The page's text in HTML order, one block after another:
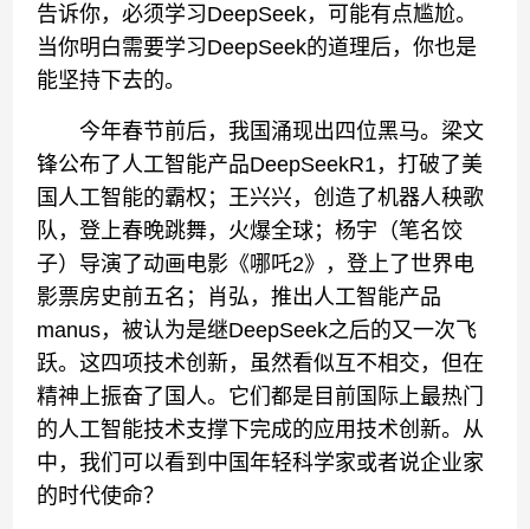
告诉你，必须学习DeepSeek，可能有点尴尬。
当你明白需要学习DeepSeek的道理后，你也是
能坚持下去的。
今年春节前后，我国涌现出四位黑马。梁文
锋公布了人工智能产品DeepSeekR1，打破了美
国人工智能的霸权；王兴兴，创造了机器人秧歌
队，登上春晚跳舞，火爆全球；杨宇（笔名饺
子）导演了动画电影《哪吒2》，登上了世界电
影票房史前五名；肖弘，推出人工智能产品
manus，被认为是继DeepSeek之后的又一次飞
跃。这四项技术创新，虽然看似互不相交，但在
精神上振奋了国人。它们都是目前国际上最热门
的人工智能技术支撑下完成的应用技术创新。从
中，我们可以看到中国年轻科学家或者说企业家
的时代使命？